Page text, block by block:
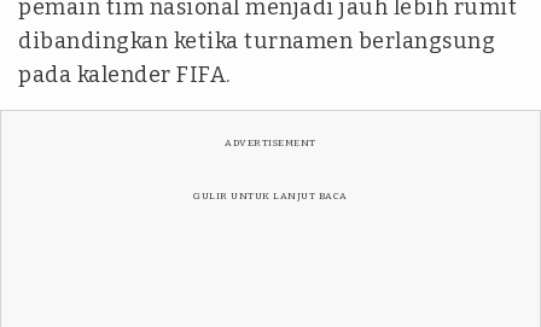
pemain tim nasional menjadi jauh lebih rumit
dibandingkan ketika turnamen berlangsung
pada kalender FIFA.
ADVERTISEMENT
GULIR UNTUK LANJUT BACA